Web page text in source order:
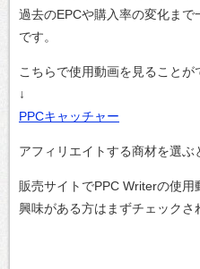
過去のEPCや購入率の変化ま
です。
こちらで使用動画を見ることが
↓
PPCキャッチャー
アフィリエイトする商材を選ぶ
販売サイトでPPC Writerの使用
興味がある方はまずチェックさ